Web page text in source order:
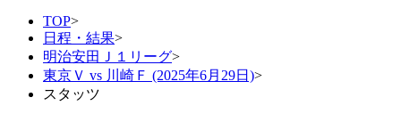
TOP>
日程・結果>
明治安田Ｊ１リーグ>
東京Ｖ vs 川崎Ｆ (2025年6月29日)>
スタッツ